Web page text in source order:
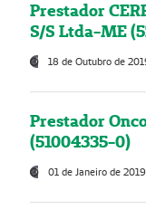
Prestador
S/S Ltda-ME
18 de Outubro de
Prestador
(51004335-0)
01 de Janeiro de 2019